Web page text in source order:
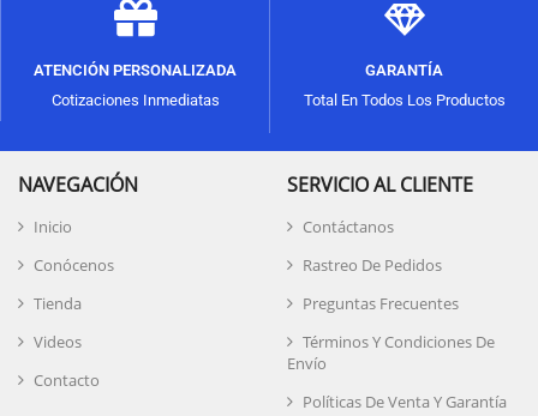
ATENCIÓN PERSONALIZADA
Cotizaciones Inmediatas
GARANTÍA
Total En Todos Los Productos
NAVEGACIÓN
Inicio
Conócenos
Tienda
Videos
Contacto
SERVICIO AL CLIENTE
Contáctanos
Rastreo De Pedidos
Preguntas Frecuentes
Términos Y Condiciones De
Envío
Políticas De Venta Y Garantía